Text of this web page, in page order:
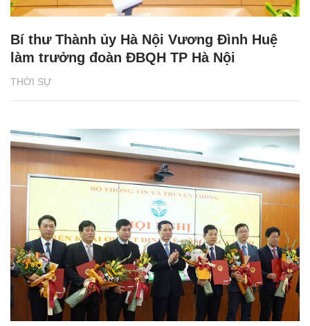
THỜI SỰ
Bí thư Thành ủy Hà Nội Vương Đình Huệ
làm trưởng đoàn ĐBQH TP Hà Nội